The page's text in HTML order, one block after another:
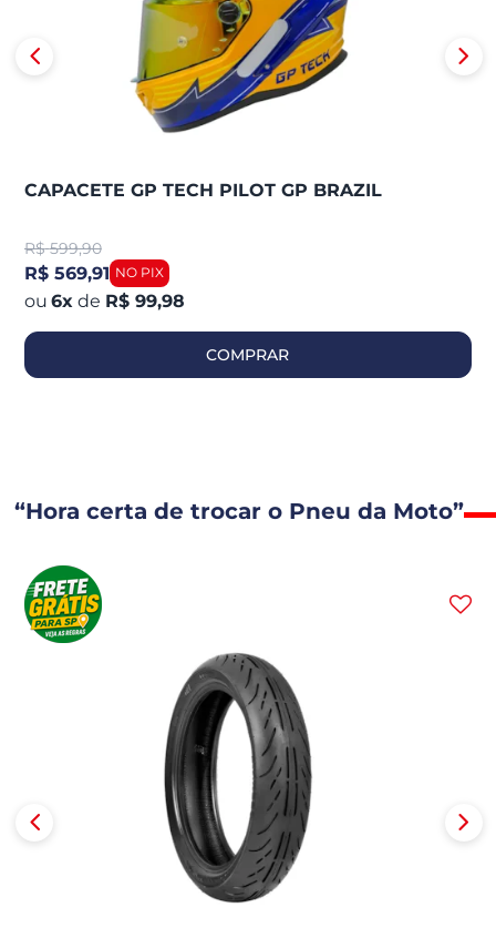
CAPACETE GP TECH PILOT GP BRAZIL
R$ 599,90
R$ 569,91
6x de R$ 99,98
COMPRAR
“Hora certa de trocar o Pneu da Moto”